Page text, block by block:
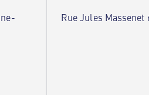
Rue Jules Massenet